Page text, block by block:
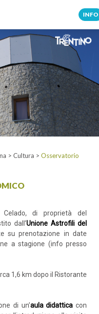
INFO
> Cultura > Osservatorio
Celado, di proprietà del
dall’Unione Astrofili del
su prenotazione in date
a stagione (info presso
1,6 km dopo il Ristorante
di un’aula didattica con